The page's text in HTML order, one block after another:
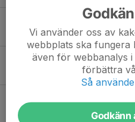
Företagscupen blev
10 feb 2023 0
Nytt träningspass för
6 feb 2023 0
Vi använder oss av
webbplats ska fungera
även för webbanalys
förbättra
Så
Godkänn